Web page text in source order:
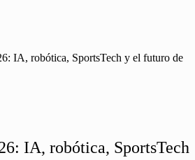
IA, robótica, SportsTech y el futuro de
IA, robótica, SportsTech